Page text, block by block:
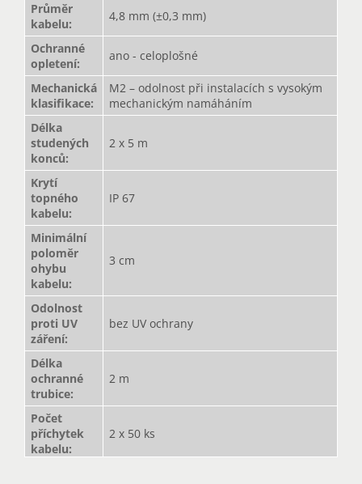
Průměr
kabelu:
4,8 mm (±0,3 mm)
Ochranné
opletení:
ano - celoplošné
Mechanická
klasifikace:
M2 – odolnost při instalacích s vysokým
mechanickým namáháním
Délka
studených
konců:
2 x 5 m
Krytí
topného
kabelu:
IP 67
Minimální
poloměr
ohybu
kabelu:
3 cm
Odolnost
proti UV
záření:
bez UV ochrany
Délka
ochranné
trubice:
2 m
Počet
příchytek
kabelu:
2 x 50 ks